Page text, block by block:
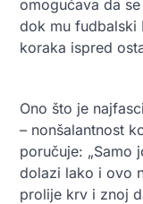
omogućava da
dok mu fudbalski
koraka ispred
Ono što je
– nonšalantnost
poručuje: „Samo
dolazi lako i ovo
prolije krv i znoj